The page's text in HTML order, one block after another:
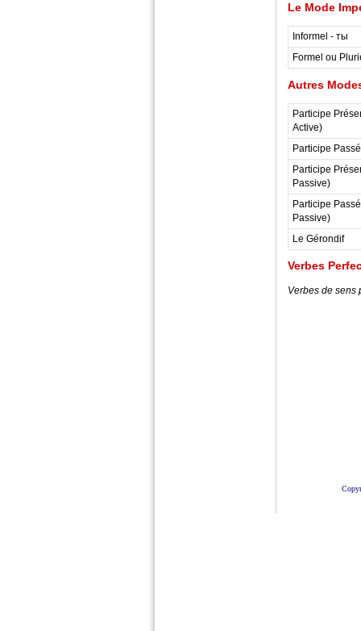
Le Mode
Informel - ты
Formel ou
Autres
Participe
Active)
Participe
Participe
Passive)
Participe
Passive)
Le Gérondif
Verbes
Verbes de sens